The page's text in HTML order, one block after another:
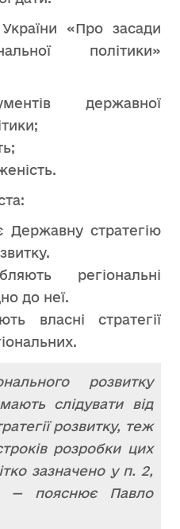
«Про засади
політики»
державної
стратегію
регіональні
до неї.
власні стратегії
розвитку
слідувати від
розвитку, теж
розробки цих
зазначено у п. 2,
— пояснює Павло